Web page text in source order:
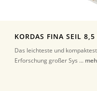
KORDAS FINA SEIL
Das leichteste und
Erforschung großer Sys ...